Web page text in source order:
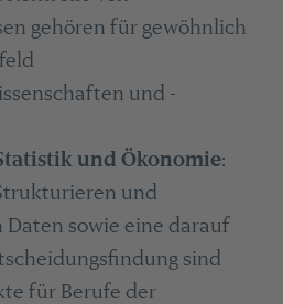
gehören für gewöhnlich
und -
und Ökonomie:
und
Daten sowie eine darauf
sind
für Berufe der